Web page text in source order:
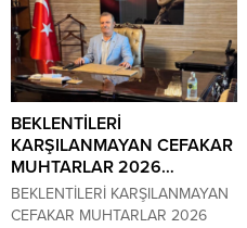
pişirilirse; ocakta biberi, domatesi
ve de salatası şöyle dursun atom
olur mübarek, ye öl dedirtiyor
insana… Tabi ki, böyle olunca
Adana Ceyhanlı...
BEKLENTİLERİ
KARŞILANMAYAN CEFAKAR
MUHTARLAR 2026…
BEKLENTİLERİ KARŞILANMAYAN
CEFAKAR MUHTARLAR 2026